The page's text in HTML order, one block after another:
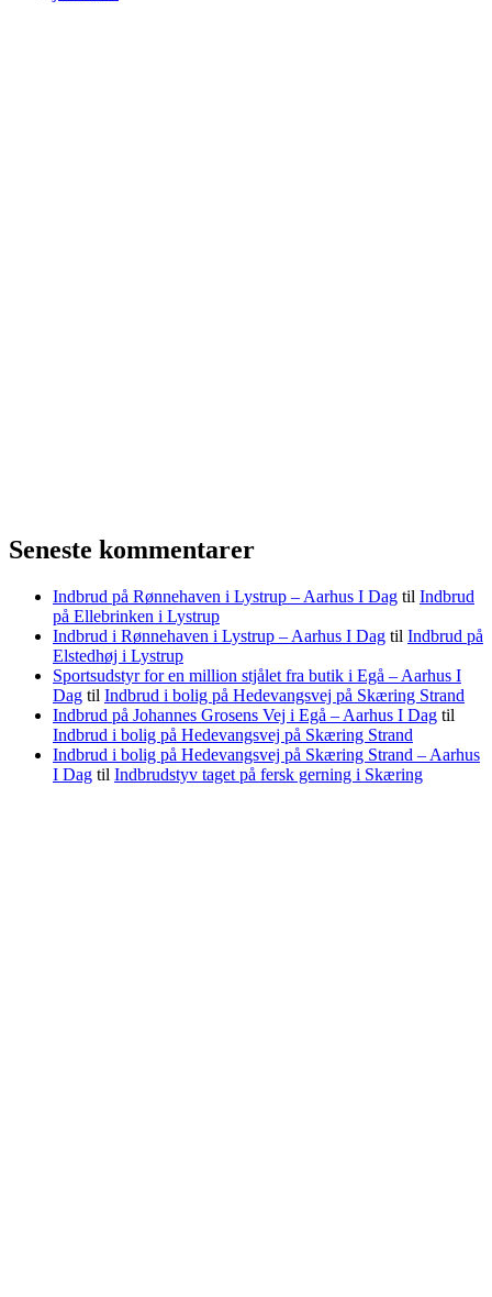
Seneste kommentarer
Indbrud på Rønnehaven i Lystrup – Aarhus I Dag til Indbrud
på Ellebrinken i Lystrup
Indbrud i Rønnehaven i Lystrup – Aarhus I Dag til Indbrud på
Elstedhøj i Lystrup
Sportsudstyr for en million stjålet fra butik i Egå – Aarhus I
Dag til Indbrud i bolig på Hedevangsvej på Skæring Strand
Indbrud på Johannes Grosens Vej i Egå – Aarhus I Dag til
Indbrud i bolig på Hedevangsvej på Skæring Strand
Indbrud i bolig på Hedevangsvej på Skæring Strand – Aarhus
I Dag til Indbrudstyv taget på fersk gerning i Skæring